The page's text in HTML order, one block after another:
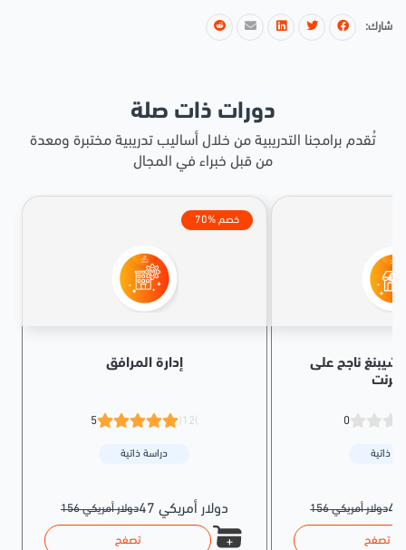
شارك:
دورات ذات صلة
تُقدم برامجنا التدريبية من خلال أساليب تدريبية مختبرة ومعدة
من قبل خبراء في المجال
70% خصم
إدارة المرافق
5 (12)
دراسة ذاتية
156 دولار أمريكي 47 دولار أمريكي
تصفح
ناجح على
0
ذاتية
156 دولار أمريكي
تصفح